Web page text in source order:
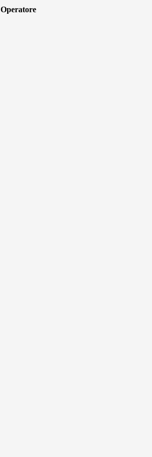
Operatore